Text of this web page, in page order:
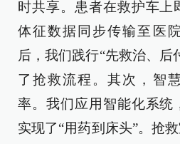
时共享。患者在救护车上
体征数据同步传输至医
后，我们践行“先救治、后
了抢救流程。其次，智
率。我们应用智能化系统
实现了“用药到床头”。抢